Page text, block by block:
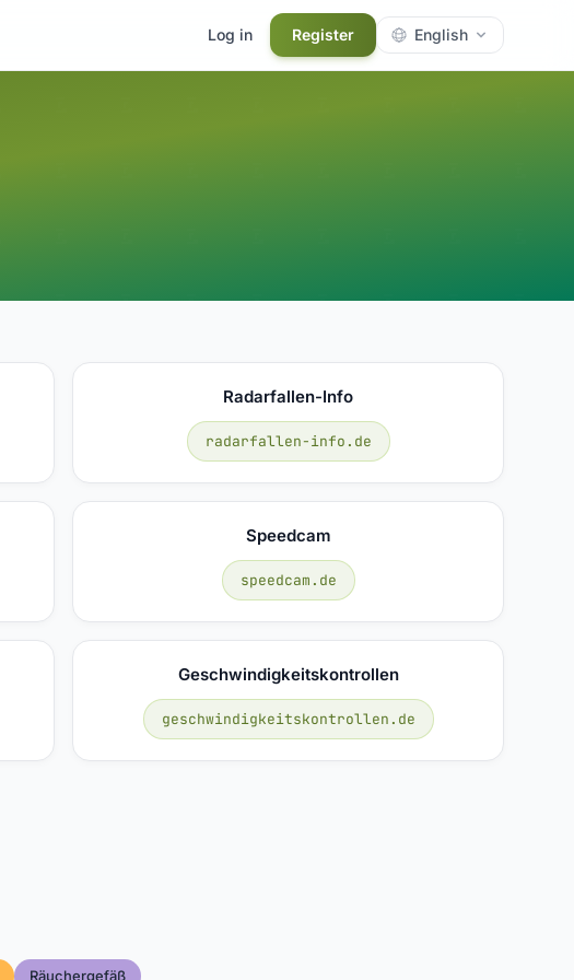
Log in Register English
Radarfallen-Info
radarfallen-info.de
Speedcam
speedcam.de
Geschwindigkeitskontrollen
geschwindigkeitskontrollen.de
Räuchergefäß